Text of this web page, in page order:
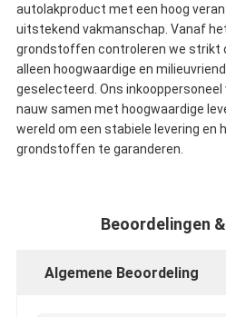
autolakproduct met een hoog
uitstekend vakmanschap. Vanaf
grondstoffen controleren we strikt
alleen hoogwaardige en
geselecteerd. Ons
nauw samen met hoogwaardige
wereld om een stabiele levering en
grondstoffen te garanderen.
Beoordelingen
Algemene Beoordeling